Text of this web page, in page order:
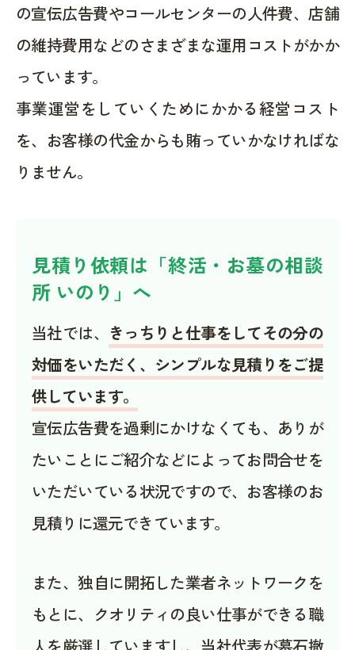
の宣伝広告費やコールセンターの人件費、店舗
の維持費用などのさまざまな運用コストがかか
っています。
事業運営をしていくためにかかる経営コスト
を、お客様の代金からも賄っていかなければな
りません。
見積り依頼は「終活・お墓の相談
所 いのり」へ
当社では、 きっちりと仕事をしてその分の
対価をいただく、シンプルな見積りをご提
供しています。
宣伝広告費を過剰にかけなくても、ありが
たいことにご紹介などによってお問合せを
いただいている状況ですので、お客様のお
見積りに還元できています。
また、独自に開拓した業者ネットワークを
もとに、クオリティの良い仕事ができる職